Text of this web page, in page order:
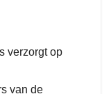
verzorgt op
van de